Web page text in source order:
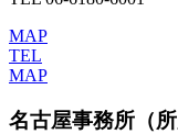
MAP
TEL
MAP
名古屋事務所 （